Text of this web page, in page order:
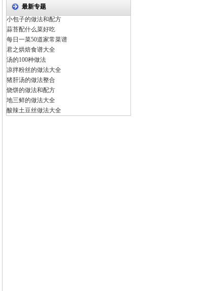
最新专题
小包子的做法和配方
蒜苔配什么菜好吃
每日一菜50道家常菜谱
君之烘焙食谱大全
汤的100种做法
凉拌粉丝的做法大全
猪肝汤的做法整合
烧饼的做法和配方
地三鲜的做法大全
酸辣土豆丝做法大全